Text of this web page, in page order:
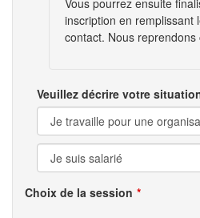
Vous pourrez ensuite
inscription en remplissant
contact. Nous
Veuillez décrire votre
Choix de la session